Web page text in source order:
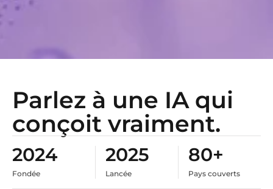
Parlez à une IA qui
conçoit vraiment.
2024
Fondée
2025
Lancée
80+
Pays couverts